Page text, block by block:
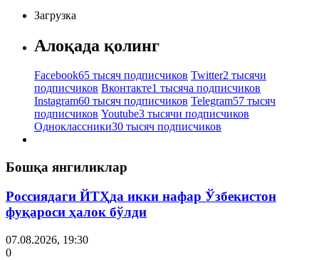
Загрузка
Алоқада қолинг
Facebook65 тысяч подписчиков Twitter2 тысячи
подписчиков Вконтакте1 тысяча подписчиков
Instagram60 тысяч подписчиков Telegram57 тысяч
подписчиков Youtube3 тысячи подписчиков
Одноклассники30 тысяч подписчиков
Бошқа янгиликлар
Россиядаги ЙТҲда икки нафар Ўзбекистон
фуқароси ҳалок бўлди
07.08.2026, 19:30
0